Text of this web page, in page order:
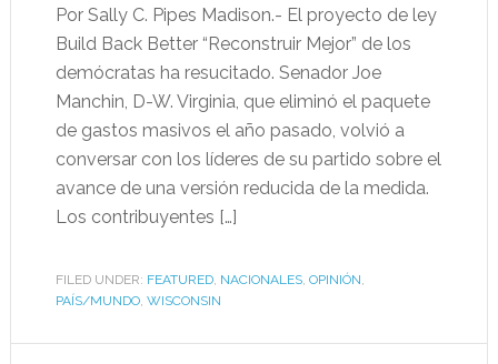
Por Sally C. Pipes Madison.- El proyecto de ley
Build Back Better “Reconstruir Mejor” de los
demócratas ha resucitado. Senador Joe
Manchin, D-W. Virginia, que eliminó el paquete
de gastos masivos el año pasado, volvió a
conversar con los líderes de su partido sobre el
avance de una versión reducida de la medida.
Los contribuyentes […]
FILED UNDER: FEATURED, NACIONALES, OPINIÓN,
PAÍS/MUNDO, WISCONSIN